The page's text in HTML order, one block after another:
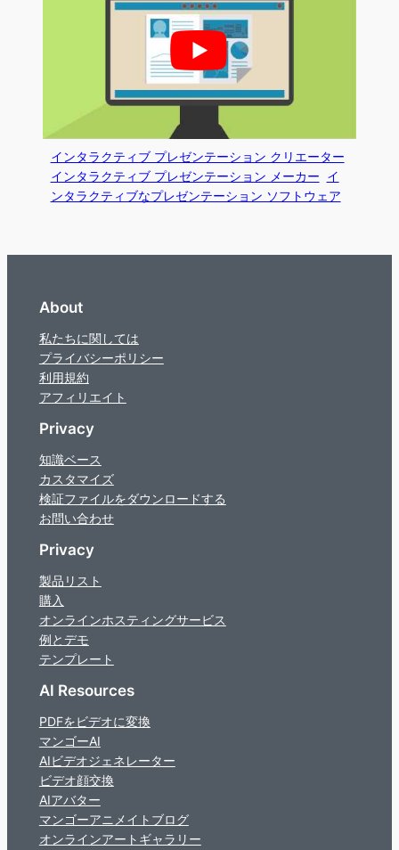
インタラクティブ プレゼンテーション クリエーター
インタラクティブ プレゼンテーション メーカー イ
ンタラクティブなプレゼンテーション ソフトウェア
About
私たちに関しては
プライバシーポリシー
利用規約
アフィリエイト
Privacy
知識ベース
カスタマイズ
検証ファイルをダウンロードする
お問い合わせ
Privacy
製品リスト
購入
オンラインホスティングサービス
例とデモ
テンプレート
AI Resources
PDFをビデオに変換
マンゴーAI
AIビデオジェネレーター
ビデオ顔交換
AIアバター
マンゴーアニメイトブログ
オンラインアートギャラリー